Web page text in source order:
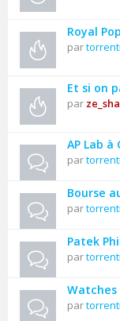
Royal
par
Et si on
par
AP Lab à
par
Bourse
par
Patek
par
Watches
par